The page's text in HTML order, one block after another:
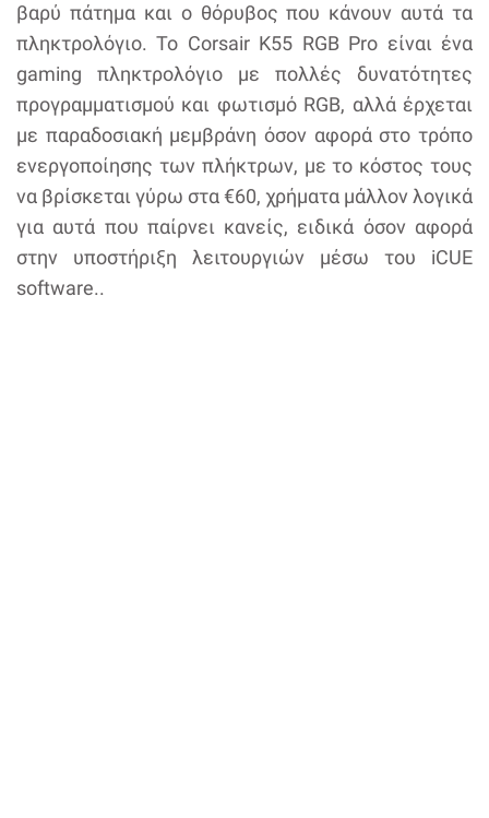
βαρύ πάτημα και ο θόρυβος που κάνουν αυτά τα
πληκτρολόγιο. Το Corsair K55 RGB Pro είναι ένα
gaming πληκτρολόγιο με πολλές δυνατότητες
προγραμματισμού και φωτισμό RGB, αλλά έρχεται
με παραδοσιακή μεμβράνη όσον αφορά στο τρόπο
ενεργοποίησης των πλήκτρων, με το κόστος τους
να βρίσκεται γύρω στα €60, χρήματα μάλλον λογικά
για αυτά που παίρνει κανείς, ειδικά όσον αφορά
στην υποστήριξη λειτουργιών μέσω του iCUE
software..